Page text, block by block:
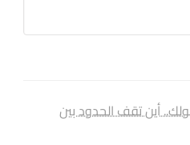
أين تقف الحدود بين